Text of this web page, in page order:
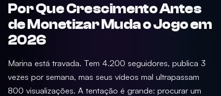
Por Que Crescimento Antes
de Monetizar Muda o Jogo em
2026
Marina está travada. Tem 4.200 seguidores, publica 3
vezes por semana, mas seus vídeos mal ultrapassam
800 visualizações. A tentação é grande: procurar um